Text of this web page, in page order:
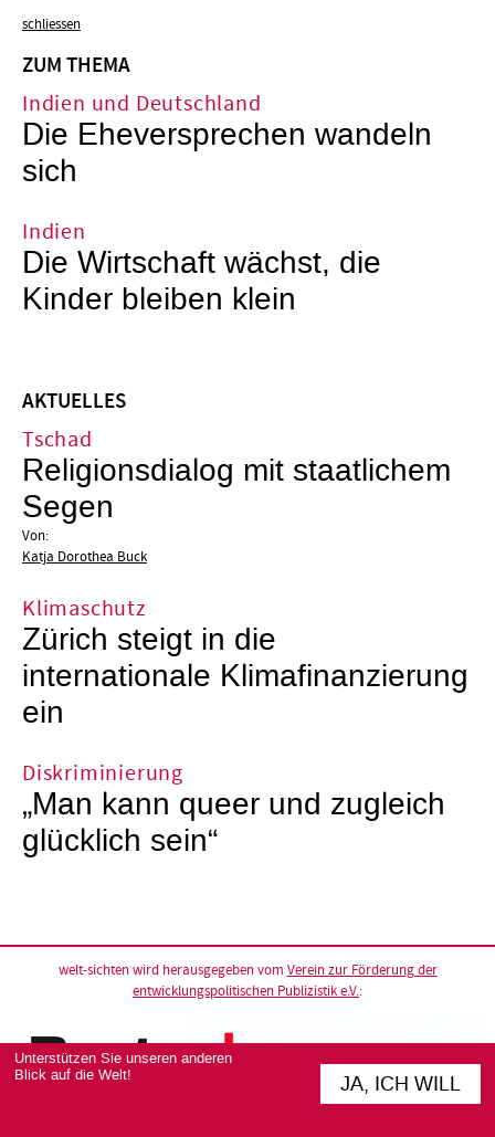
schliessen
Unterstützen Sie unseren anderen
Blick auf die Welt!
JA, ICH WILL
ZUM THEMA
Indien und Deutschland
Die Eheversprechen wandeln
sich
Indien
Die Wirtschaft wächst, die
Kinder bleiben klein
AKTUELLES
Tschad
Religionsdialog mit staatlichem
Segen
Von:
Katja Dorothea Buck
Klimaschutz
Zürich steigt in die
internationale Klimafinanzierung
ein
Diskriminierung
„Man kann queer und zugleich
glücklich sein“
welt-sichten wird herausgegeben vom Verein zur Förderung der
entwicklungspolitischen Publizistik e.V.: